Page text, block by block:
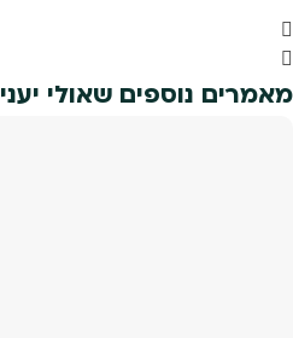
מאמרים נוספים שאולי